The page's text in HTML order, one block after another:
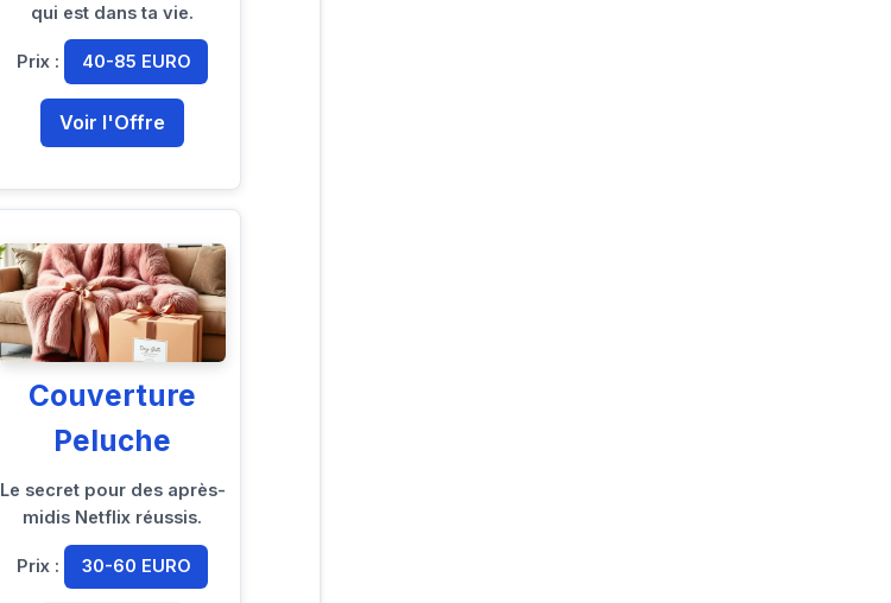
qui est dans ta vie.
Prix : 40-85 EURO
Voir l'Offre
Couverture
Peluche
Le secret pour des après-
midis Netflix réussis.
Prix : 30-60 EURO